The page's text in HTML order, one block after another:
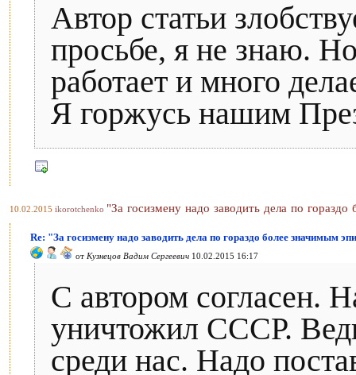
Автор статьи
просьбе, я не знаю.
работает и много
Я горжусь нашим
10.02.2015 ikorotchenko "За госизмену надо заводить дела по
Re: "За госизмену надо заводить дела по гораздо более значимым
от Кузнецов Вадим Сергеевич 10.02.2015 16:17
C автором согласен.
уничтожил СССР.
среди нас. Надо